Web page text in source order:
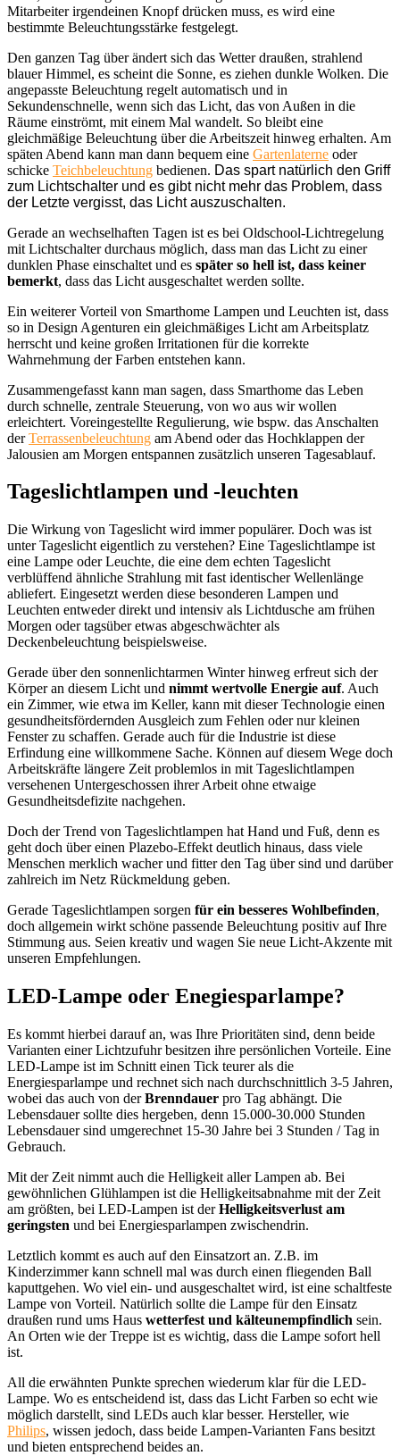
Mitarbeiter irgendeinen Knopf drücken muss, es wird eine
bestimmte Beleuchtungsstärke festgelegt.
Den ganzen Tag über ändert sich das Wetter draußen, strahlend
blauer Himmel, es scheint die Sonne, es ziehen dunkle Wolken. Die
angepasste Beleuchtung regelt automatisch und in
Sekundenschnelle, wenn sich das Licht, das von Außen in die
Räume einströmt, mit einem Mal wandelt. So bleibt eine
gleichmäßige Beleuchtung über die Arbeitszeit hinweg erhalten. Am
späten Abend kann man dann bequem eine Gartenlaterne oder
schicke Teichbeleuchtung bedienen. Das spart natürlich den Griff
zum Lichtschalter und es gibt nicht mehr das Problem, dass
der Letzte vergisst, das Licht auszuschalten.
Gerade an wechselhaften Tagen ist es bei Oldschool-Lichtregelung
mit Lichtschalter durchaus möglich, dass man das Licht zu einer
dunklen Phase einschaltet und es später so hell ist, dass keiner
bemerkt, dass das Licht ausgeschaltet werden sollte.
Ein weiterer Vorteil von Smarthome Lampen und Leuchten ist, dass
so in Design Agenturen ein gleichmäßiges Licht am Arbeitsplatz
herrscht und keine großen Irritationen für die korrekte
Wahrnehmung der Farben entstehen kann.
Zusammengefasst kann man sagen, dass Smarthome das Leben
durch schnelle, zentrale Steuerung, von wo aus wir wollen
erleichtert. Voreingestellte Regulierung, wie bspw. das Anschalten
derTerrassenbeleuchtung am Abend oder das Hochklappen der
Jalousien am Morgen entspannen zusätzlich unseren Tagesablauf.
Tageslichtlampen und -leuchten
Die Wirkung von Tageslicht wird immer populärer. Doch was ist
unter Tageslicht eigentlich zu verstehen? Eine Tageslichtlampe ist
eine Lampe oder Leuchte, die eine dem echten Tageslicht
verblüffend ähnliche Strahlung mit fast identischer Wellenlänge
abliefert. Eingesetzt werden diese besonderen Lampen und
Leuchten entweder direkt und intensiv als Lichtdusche am frühen
Morgen oder tagsüber etwas abgeschwächter als
Deckenbeleuchtung beispielsweise.
Gerade über den sonnenlichtarmen Winter hinweg erfreut sich der
Körper an diesem Licht und nimmt wertvolle Energie auf. Auch
ein Zimmer, wie etwa im Keller, kann mit dieser Technologie einen
gesundheitsfördernden Ausgleich zum Fehlen oder nur kleinen
Fenster zu schaffen. Gerade auch für die Industrie ist diese
Erfindung eine willkommene Sache. Können auf diesem Wege doch
Arbeitskräfte längere Zeit problemlos in mit Tageslichtlampen
versehenen Untergeschossen ihrer Arbeit ohne etwaige
Gesundheitsdefizite nachgehen.
Doch der Trend von Tageslichtlampen hat Hand und Fuß, denn es
geht doch über einen Plazebo-Effekt deutlich hinaus, dass viele
Menschen merklich wacher und fitter den Tag über sind und darüber
zahlreich im Netz Rückmeldung geben.
Gerade Tageslichtlampen sorgen für ein besseres Wohlbefinden,
doch allgemein wirkt schöne passende Beleuchtung positiv auf Ihre
Stimmung aus. Seien kreativ und wagen Sie neue Licht-Akzente mit
unseren Empfehlungen.
LED-Lampe oder Enegiesparlampe?
Es kommt hierbei darauf an, was Ihre Prioritäten sind, denn beide
Varianten einer Lichtzufuhr besitzen ihre persönlichen Vorteile. Eine
LED-Lampe ist im Schnitt einen Tick teurer als die
Energiesparlampe und rechnet sich nach durchschnittlich 3-5 Jahren,
wobei das auch von derBrenndauer pro Tag abhängt. Die
Lebensdauer sollte dies hergeben, denn 15.000-30.000 Stunden
Lebensdauer sind umgerechnet 15-30 Jahre bei 3 Stunden / Tag in
Gebrauch.
Mit der Zeit nimmt auch die Helligkeit aller Lampen ab. Bei
gewöhnlichen Glühlampen ist die Helligkeitsabnahme mit der Zeit
am größten, bei LED-Lampen ist derHelligkeitsverlust am
geringsten und bei Energiesparlampen zwischendrin.
Letztlich kommt es auch auf den Einsatzort an. Z.B. im
Kinderzimmer kann schnell mal was durch einen fliegenden Ball
kaputtgehen. Wo viel ein- und ausgeschaltet wird, ist eine schaltfeste
Lampe von Vorteil. Natürlich sollte die Lampe für den Einsatz
draußen rund ums Haus wetterfest und kälteunempfindlich sein.
An Orten wie der Treppe ist es wichtig, dass die Lampe sofort hell
ist.
All die erwähnten Punkte sprechen wiederum klar für die LED-
Lampe. Wo es entscheidend ist, dass das Licht Farben so echt wie
möglich darstellt, sind LEDs auch klar besser. Hersteller, wie
Philips, wissen jedoch, dass beide Lampen-Varianten Fans besitzt
und bieten entsprechend beides an.